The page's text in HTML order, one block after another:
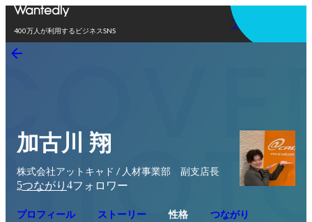
400万人が利用するビジネスSNS
アプリを使う
加古川 翔
株式会社アットキャド / 人材事業部 副支店長
5つながり 4フォロワー
プロフィール ストーリー 性格 つながり